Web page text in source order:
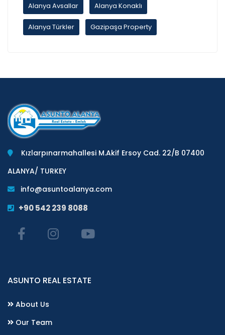
Alanya Avsallar Alanya Konaklı
Alanya Türkler Gazipaşa Property
Kızlarpınarmahallesi M.Akif Ersoy Cad. 22/B 07400
ALANYA/ TURKEY
info@asuntoalanya.com
+90 542 239 8088
ASUNTO REAL ESTATE
About Us
Our Team